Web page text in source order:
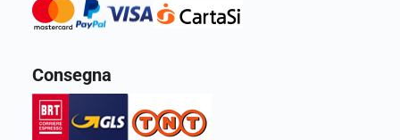
Consegna